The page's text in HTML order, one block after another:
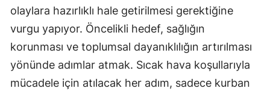
olaylara hazırlıklı hale getirilmesi gerektiğine
vurgu yapıyor. Öncelikli hedef, sağlığın
korunması ve toplumsal dayanıklılığın artırılması
yönünde adımlar atmak. Sıcak hava koşullarıyla
mücadele için atılacak her adım, sadece kurban